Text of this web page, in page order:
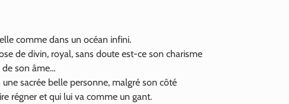
comme dans un océan infini.
de divin, royal, sans doute est-ce son charisme
son âme…
une sacrée belle personne, malgré son côté
régner et qui lui va comme un gant.